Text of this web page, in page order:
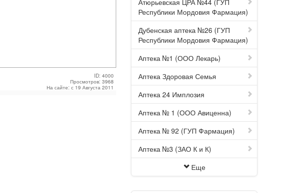
ID: 4000
Просмотров: 3968
На сайте: с 19 Августа 2011
Атюрьевская ЦРА №44 (ГУП
Республики Мордовия Фармация)
Дубенская аптека №26 (ГУП
Республики Мордовия Фармация)
Аптека №1 (ООО Лекарь)
Аптека Здоровая Семья
Аптека 24 Имплозия
Аптека № 1 (ООО Авиценна)
Аптека № 92 (ГУП Фармация)
Аптека №3 (ЗАО К и К)
Еще